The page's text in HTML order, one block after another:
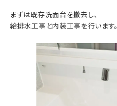
まずは既存洗面台を撤去し、
給排水工事と内装工事を行います。